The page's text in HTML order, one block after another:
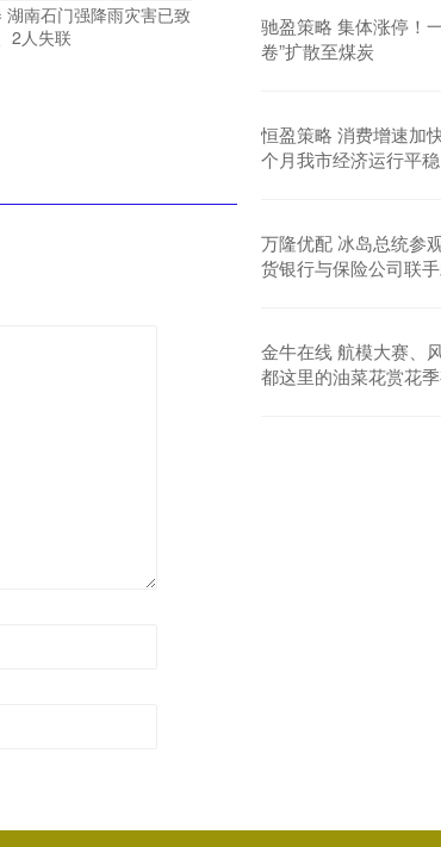
湖南石门强降雨灾害已致
2人失联
驰盈策略 集体涨停！
卷”扩散至煤炭
恒盈策略 消费增速加
个月我市经济运行平稳
万隆优配 冰岛总统参
货银行与保险公司联
金牛在线 航模大赛、
都这里的油菜花赏花